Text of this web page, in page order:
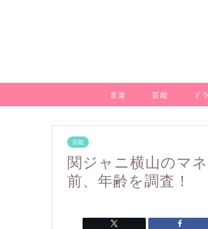
音楽 芸能 ド
芸能
関ジャニ横山のマ
前、年齢を調査！